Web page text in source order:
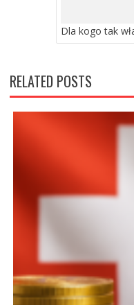
Dla kogo tak
RELATED POSTS